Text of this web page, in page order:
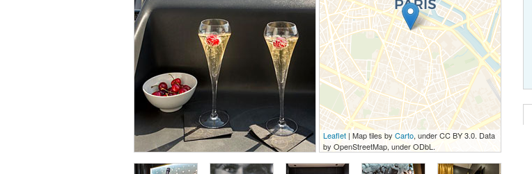
Leaflet | Map tiles by Carto, under CC BY 3.0. Data
by OpenStreetMap, under ODbL.